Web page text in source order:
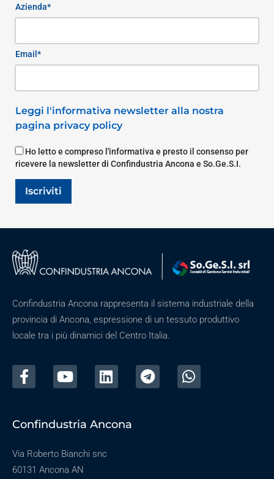
Azienda*
Email*
Leggi l'informativa newsletter alla nostra
pagina privacy policy
Ho letto e compreso l'informativa e presto il consenso per
ricevere la newsletter di Confindustria Ancona e So.Ge.S.I.
Iscriviti
Confindustria Ancona rappresenta il sistema industriale della
provincia di Ancona, espressione di un tessuto produttivo
locale tra i più dinamici del Centro Italia.
Confindustria Ancona
Via Roberto Bianchi snc
60131 Ancona AN